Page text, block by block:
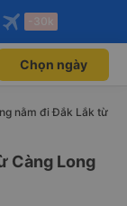
Mở app
Mở app
-30k
Chọn ngày
nằm đi Đắk Lắk từ
Càng Long